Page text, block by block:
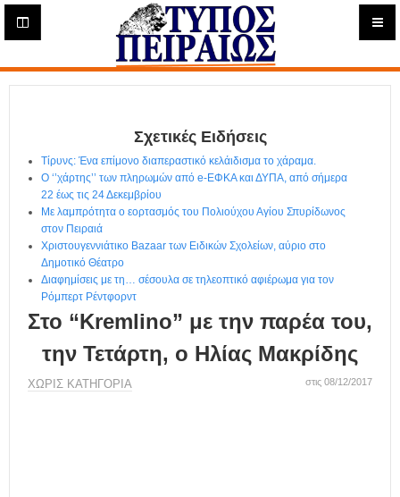
Η
ε
ρ
Σχετικές Ειδήσεις
Τίρυνς: Ένα επίμονο διαπεραστικό κελάιδισμα το χάραμα.
Ο ‘’χάρτης’’ των πληρωμών από e-ΕΦΚΑ και ΔΥΠΑ, από σήμερα
22 έως τις 24 Δεκεμβρίου
Με λαμπρότητα ο εορτασμός του Πολιούχου Αγίου Σπυρίδωνος
στον Πειραιά
Χριστουγεννιάτικο Bazaar των Ειδικών Σχολείων, αύριο στο
Δημοτικό Θέατρο
Διαφημίσεις με τη… σέσουλα σε τηλεοπτικό αφιέρωμα για τον
Ρόμπερτ Ρέντφορντ
Στο “Kremlino” με την παρέα του,
την Τετάρτη, ο Ηλίας Μακρίδης
ΧΩΡΊΣ ΚΑΤΗΓΟΡΊΑ στις 08/12/2017